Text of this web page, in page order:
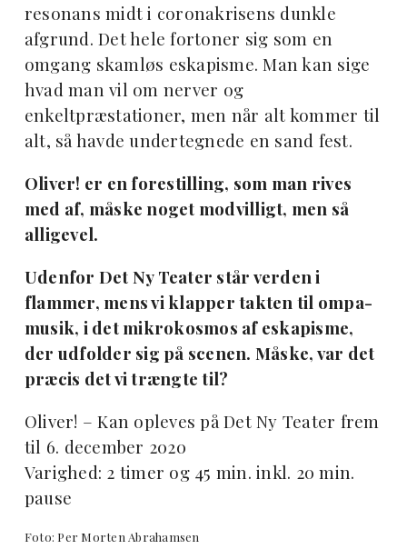
resonans midt i coronakrisens dunkle
afgrund. Det hele fortoner sig som en
omgang skamløs eskapisme. Man kan sige
hvad man vil om nerver og
enkeltpræstationer, men når alt kommer til
alt, så havde undertegnede en sand fest.
Oliver! er en forestilling, som man rives
med af, måske noget modvilligt, men så
alligevel.
Udenfor Det Ny Teater står verden i
flammer, mens vi klapper takten til ompa-
musik, i det mikrokosmos af eskapisme,
der udfolder sig på scenen. Måske, var det
præcis det vi trængte til?
Oliver! – Kan opleves på Det Ny Teater frem
til 6. december 2020
Varighed: 2 timer og 45 min. inkl. 20 min.
pause
Foto: Per Morten Abrahamsen